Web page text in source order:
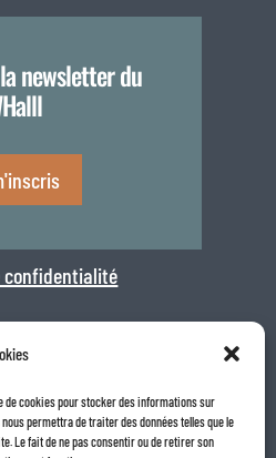
de cookies pour stocker des informations sur
permettra de traiter des données telles que le
Le fait de ne pas consentir ou de retirer son
newsletter du
confidentialité
2025